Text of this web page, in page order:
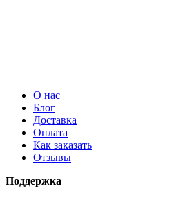
О нас
Блог
Доставка
Оплата
Как заказать
Отзывы
Поддержка